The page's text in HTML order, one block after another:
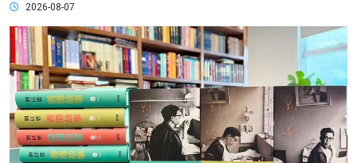
2026-08-07